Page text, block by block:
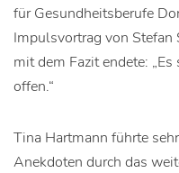
für Gesundheitsberufe
Impulsvortrag von Stefan
mit dem Fazit endete:
offen.“
Tina Hartmann führte
Anekdoten durch das